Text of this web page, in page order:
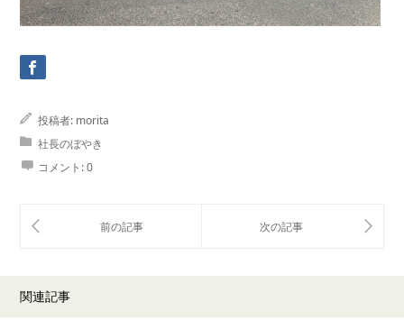
投稿者: morita
社長のぼやき
コメント:0
関連記事